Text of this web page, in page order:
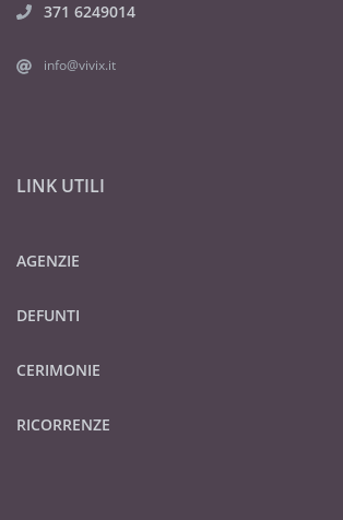
371 6249014
info@vivix.it
LINK UTILI
AGENZIE
DEFUNTI
CERIMONIE
RICORRENZE